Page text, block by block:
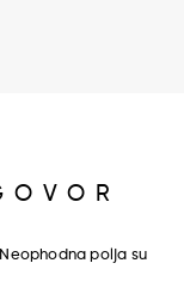
Neophodna polja su